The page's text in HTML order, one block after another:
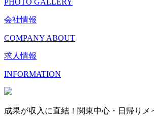
会社情報
COMPANY ABOUT
求人情報
INFORMATION
成果が収入に直結！関東中心・日帰りメ